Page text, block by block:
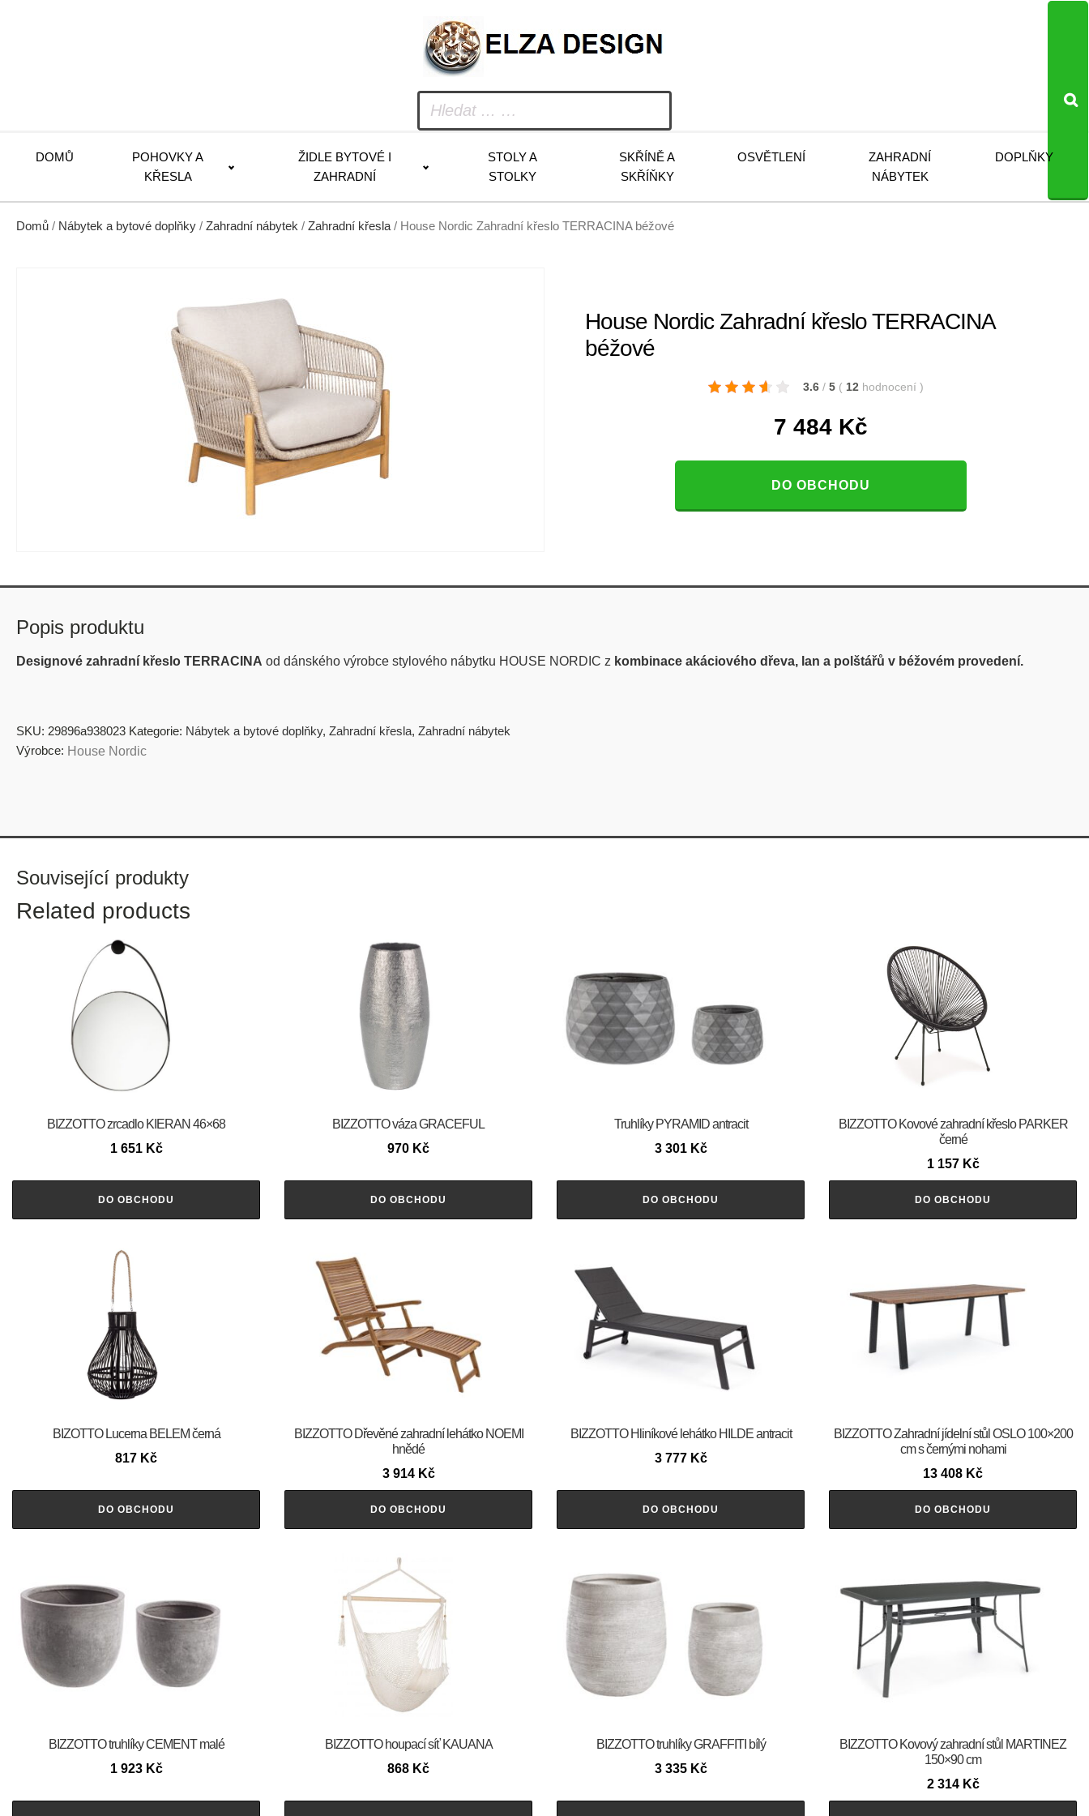
DOMŮ
POHOVKY A
KŘESLA
ŽIDLE BYTOVÉ I
ZAHRADNÍ
STOLY A
STOLKY
SKŘÍNĚ A
SKŘÍŇKY
OSVĚTLENÍ
ZAHRADNÍ
NÁBYTEK
DOPLŇKY
Domů / Nábytek a bytové doplňky / Zahradní nábytek / Zahradní křesla / House Nordic Zahradní křeslo TERRACINA béžové
House Nordic Zahradní křeslo TERRACINA
béžové
3.6 / 5 ( 12 hodnocení )
7 484 Kč
DO OBCHODU
Popis produktu
Designové zahradní křeslo TERRACINA od dánského výrobce stylového nábytku HOUSE NORDIC z kombinace akáciového dřeva, lan a polštářů v béžovém provedení.
SKU: 29896a938023 Kategorie: Nábytek a bytové doplňky, Zahradní křesla, Zahradní nábytek
Výrobce: House Nordic
Související produkty
Related products
BIZZOTTO zrcadlo KIERAN 46×68
1 651 Kč
DO OBCHODU
BIZZOTTO váza GRACEFUL
970 Kč
DO OBCHODU
Truhlíky PYRAMID antracit
3 301 Kč
DO OBCHODU
BIZZOTTO Kovové zahradní křeslo PARKER
černé
1 157 Kč
DO OBCHODU
BIZOTTO Lucerna BELEM černá
817 Kč
DO OBCHODU
BIZZOTTO Dřevěné zahradní lehátko NOEMI
hnědé
3 914 Kč
DO OBCHODU
BIZZOTTO Hliníkové lehátko HILDE antracit
3 777 Kč
DO OBCHODU
BIZZOTTO Zahradní jídelní stůl OSLO 100×200
cm s černými nohami
13 408 Kč
DO OBCHODU
BIZZOTTO truhlíky CEMENT malé
1 923 Kč
BIZZOTTO houpací síť KAUANA
868 Kč
BIZZOTTO truhlíky GRAFFITI bílý
3 335 Kč
BIZZOTTO Kovový zahradní stůl MARTINEZ
150×90 cm
2 314 Kč